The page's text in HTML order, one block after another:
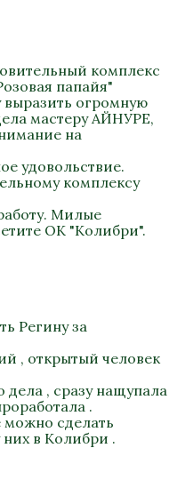
комплекс
папайя"
выразить огромную
мастеру АЙНУРЕ,
на
удовольствие.
комплексу
Милые
ОК "Колибри".
Регину за
, открытый человек
дела , сразу нащупала
.
можно сделать
в Колибри .